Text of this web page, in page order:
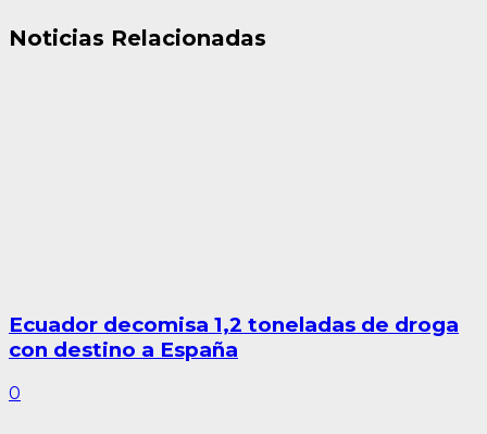
Noticias Relacionadas
Ecuador decomisa 1,2 toneladas de droga
con destino a España
0